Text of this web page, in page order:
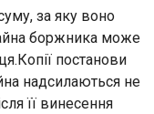
за яку воно
боржника може
постанови
надсилаються не
її винесення